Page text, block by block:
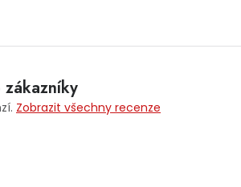
zákazníky
Zobrazit všechny recenze